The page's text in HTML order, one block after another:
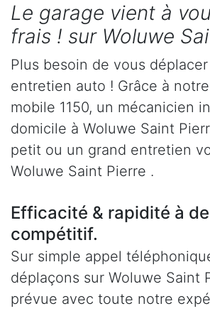
Le garage vient à
frais ! sur Woluwe
Plus besoin de vous
entretien auto ! Grâce à
mobile 1150, un mécanicien
domicile à Woluwe Saint
petit ou un grand entretien
Woluwe Saint Pierre .
Efficacité & rapidité à
compétitif.
Sur simple appel
déplaçons sur Woluwe Saint
prévue avec toute notre